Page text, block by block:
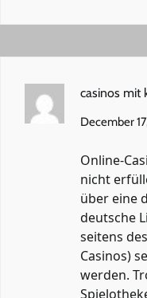
casinos mit
December
Online-
nicht
über eine
deutsche
seitens
Casinos)
werden.